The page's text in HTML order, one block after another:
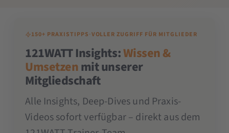
150+ PRAXISTIPPS·VOLLER ZUGRIFF FÜR MITGLIEDER
121WATT Insights:Wissen &
Umsetzenmit unserer
Mitgliedschaft
Alle Insights, Deep-Dives und Praxis-
Videos sofort verfügbar – direkt aus dem